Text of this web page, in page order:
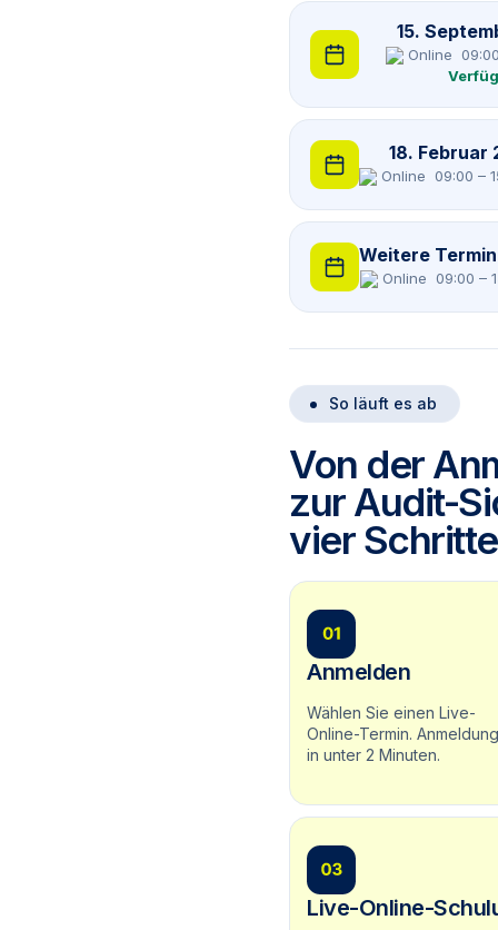
15.
Online
18. Februar
Online 09:00 –
Weitere
Online 09:00 –
So läuft es ab
Von der
zur Audit-
vier
Anmelden
Wählen Sie einen Live-
Online-Termin. Anmeldung
in unter 2 Minuten.
Live-Online-